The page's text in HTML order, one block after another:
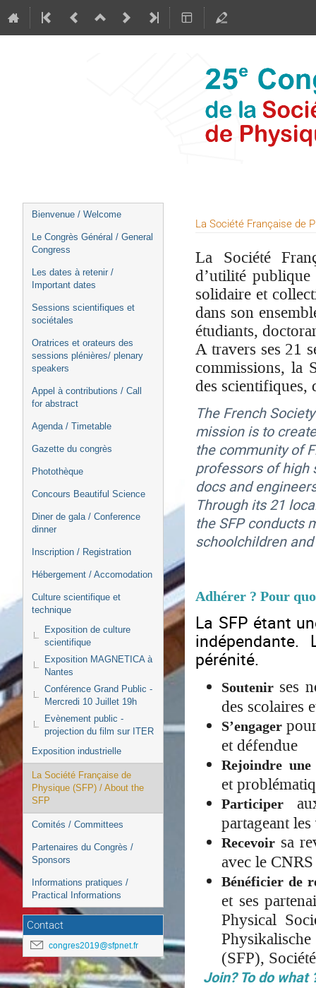
Menu
de
l'événement
Bienvenue / Welcome
Le Congrès Général / General
Congress
Les dates à retenir /
Important dates
Sessions scientifiques et
sociétales
Oratrices et orateurs des
sessions plénières/ plenary
speakers
Appel à contributions / Call
for abstract
Agenda / Timetable
Gazette du congrès
Photothèque
Concours Beautiful Science
Diner de gala / Conference
dinner
Inscription / Registration
Hébergement / Accomodation
Culture scientifique et
technique
Exposition de culture
scientifique
Exposition MAGNETICA à
Nantes
Conférence Grand Public -
Mercredi 10 Juillet 19h
Evènement public -
projection du film sur ITER
Exposition industrielle
La Société Française de
Physique (SFP) / About the
SFP
Comités / Committees
Partenaires du Congrès /
Sponsors
Informations pratiques /
Practical Informations
Contact
congres2019@sfpnet.fr
La Société Française de
La Société
d’utilité
solidaire et
dans son
étudiants,
A travers ses 21
commissions, la
des
The French
mission is to
the community of
professors of high
docs and
Through its 21
the SFP conducts
schoolchildren
Adhérer ? Pour
La SFP étant
pérénité.
Soutenirses
des scolaires
S’engager
et défendue
Rejoindre une
et
Participer
partageant
Recevoirsa
avec le CNRS
Bénéficier de
et ses
Physical
(SFP),
Join? To do what